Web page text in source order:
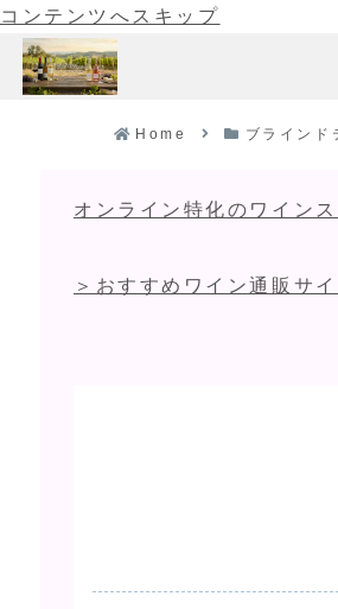
コンテンツへスキップ
Home ブラインド
オンライン特化のワイン
＞おすすめワイン通販サ